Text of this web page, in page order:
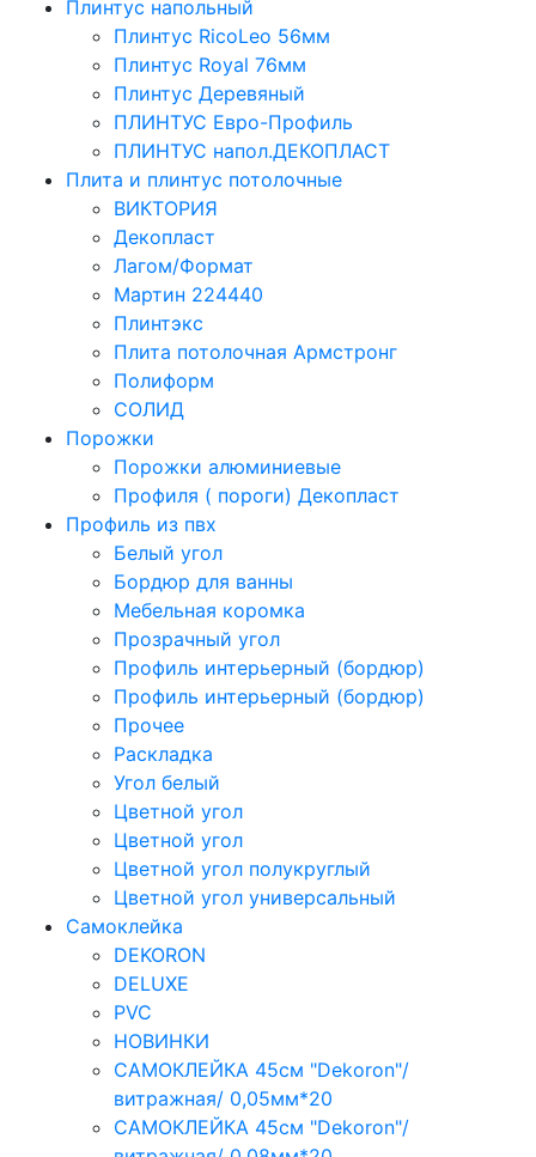
Плинтус напольный
Плинтус RicoLeo 56мм
Плинтус Royal 76мм
Плинтус Деревяный
ПЛИНТУС Евро-Профиль
ПЛИНТУС напол.ДЕКОПЛАСТ
Плита и плинтус потолочные
ВИКТОРИЯ
Декопласт
Лагом/Формат
Мартин 224440
Плинтэкс
Плита потолочная Армстронг
Полиформ
СОЛИД
Порожки
Порожки алюминиевые
Профиля ( пороги) Декопласт
Профиль из пвх
Белый угол
Бордюр для ванны
Мебельная коромка
Прозрачный угол
Профиль интерьерный (бордюр)
Профиль интерьерный (бордюр)
Прочее
Раскладка
Угол белый
Цветной угол
Цветной угол
Цветной угол полукруглый
Цветной угол универсальный
Самоклейка
DEKORON
DELUXE
PVC
НОВИНКИ
САМОКЛЕЙКА 45см "Dekoron"/
витражная/ 0,05мм*20
САМОКЛЕЙКА 45см "Dekoron"/